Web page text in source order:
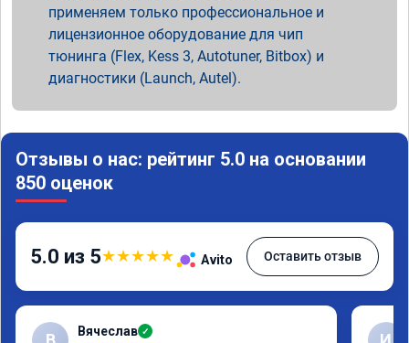
применяем только профессиональное и
лицензионное оборудование для чип
тюнинга (Flex, Kess 3, Autotuner, Bitbox) и
диагностики (Launch, Autel).
Отзывы о нас: рейтинг 5.0 на основании
850 оценок
5.0 из 5★★★★★ Avito Оставить отзыв
Вячеслав ✓